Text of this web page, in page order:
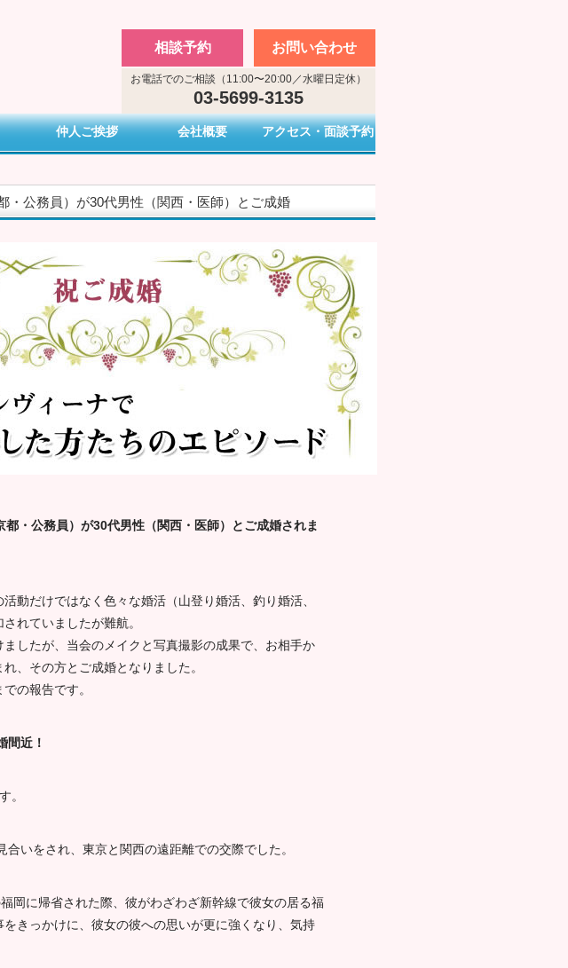
相談予約 お問い合わせ
お電話でのご相談（11:00〜20:00／水曜日定休）
03-5699-3135
仲人ご挨拶 会社概要 アクセス・面談予約
・公務員）が30代男性（関西・医師）とご成婚
都・公務員）が30代男性（関西・医師）とご成婚されま
動だけではなく色々な婚活（山登り婚活、釣り婚活、
れていましたが難航。
したが、当会のメイクと写真撮影の成果で、お相手か
、その方とご成婚となりました。
の報告です。
間近！
。
合いをされ、東京と関西の遠距離での交際でした。
岡に帰省された際、彼がわざわざ新幹線で彼女の居る福
をきっかけに、彼女の彼への思いが更に強くなり、気持